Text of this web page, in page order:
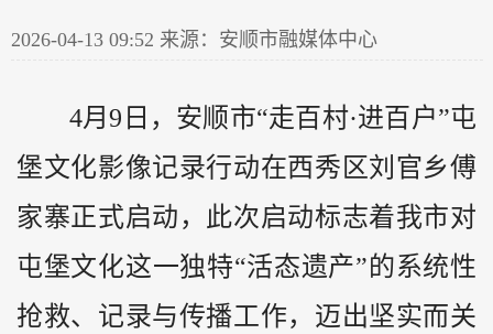
2026-04-13 09:52 来源：安顺市融媒体中心
4月9日，安顺市“走百村·进百户”屯
堡文化影像记录行动在西秀区刘官乡傅
家寨正式启动，此次启动标志着我市对
屯堡文化这一独特“活态遗产”的系统性
抢救、记录与传播工作，迈出坚实而关